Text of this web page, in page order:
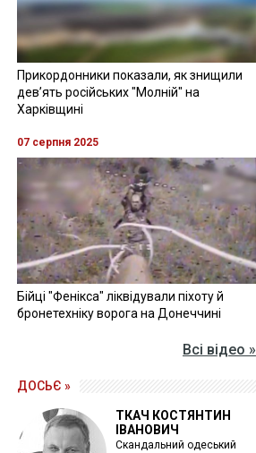
Прикордонники показали, як знищили
девʼять російських "Молній" на
Харківщині
07 серпня 2025
Бійці "Фенікса" ліквідували піхоту й
бронетехніку ворога на Донеччині
Всі відео »
ДОСЬЄ »
ТКАЧ КОСТЯНТИН
ІВАНОВИЧ
Скандальний одеський